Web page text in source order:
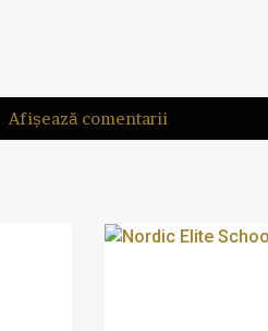
Afișează comentarii